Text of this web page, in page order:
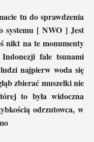
tu do sprawdzenia
systemu [ NWO ] Jest
nikt na te monumenty
fale tsunami
najpierw woda się
zbierać muszelki nie
to była widoczna
odrzutowca, w